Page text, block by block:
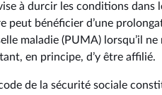
à durcir les conditions dans
peut bénéficier d’une
maladie (PUMA) lorsqu’il ne
en principe, d’y être affilié.
de la sécurité sociale